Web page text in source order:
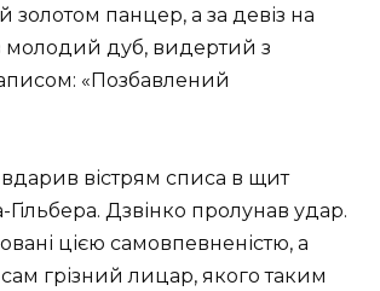
золотом панцер, а за девіз на
молодий дуб, видертий з
«Позбавлений
вістрям списа в щит
Гільбера. Дзвінко пролунав удар.
цією самовпевненістю, а
грізний лицар, якого таким